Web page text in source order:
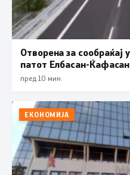
Отворена за
патот Елбасан-Ќафасан
пред 10 мин.
ЕКОНОМИЈА